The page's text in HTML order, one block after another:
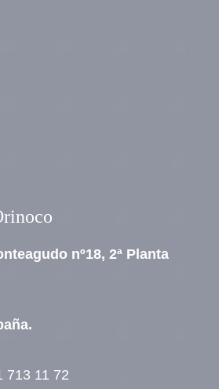
nº18, 2ª Planta
713 11 72